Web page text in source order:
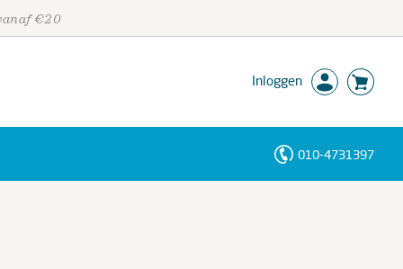
€20
Inloggen
010-4731397
Personen